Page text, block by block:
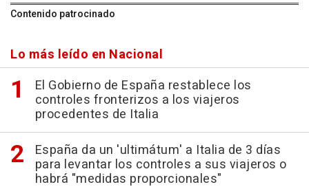
Contenido patrocinado
Lo más leído en Nacional
El Gobierno de España restablece los
controles fronterizos a los viajeros
procedentes de Italia
España da un 'ultimátum' a Italia de 3 días
para levantar los controles a sus viajeros o
habrá "medidas proporcionales"